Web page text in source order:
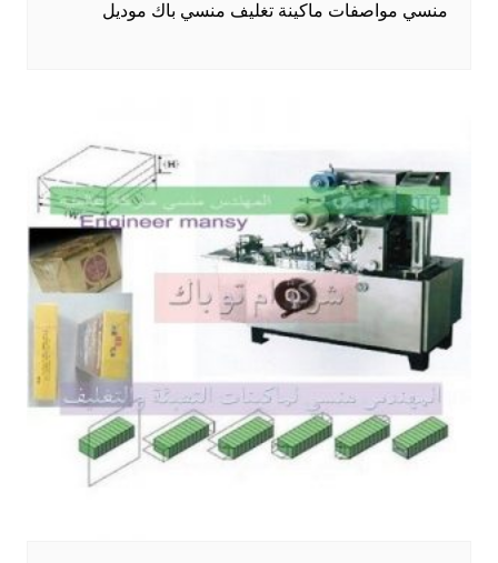
منسي مواصفات ماكينة تغليف منسي باك موديل